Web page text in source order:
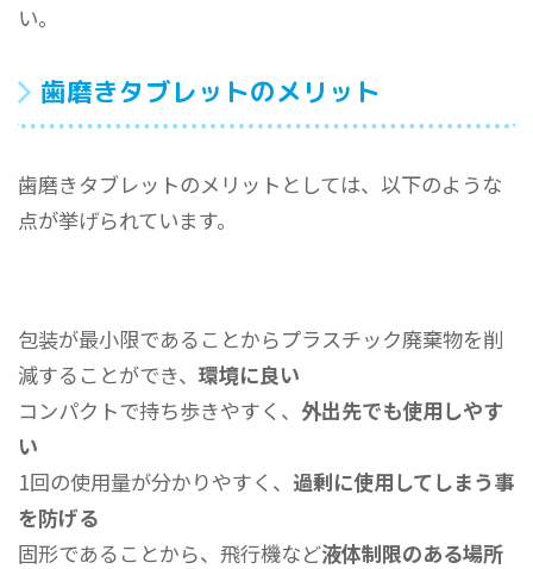
い。
歯磨きタブレットのメリット
歯磨きタブレットのメリットとしては、以下のような
点が挙げられています。
包装が最小限であることからプラスチック廃棄物を削
減することができ、環境に良い
コンパクトで持ち歩きやすく、外出先でも使用しやす
い
1回の使用量が分かりやすく、 過剰に使用してしまう事
を防げる
固形であることから、飛行機など液体制限のある場所